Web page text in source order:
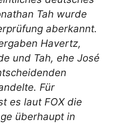
Tah wurde
aberkannt.
Havertz,
und Tah, ehe José
Für
es laut FOX die
überhaupt in